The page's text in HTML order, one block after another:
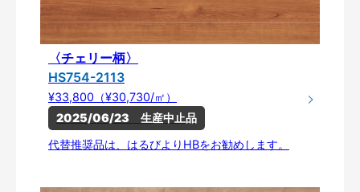
〈チェリー柄〉
HS754-2113
¥33,800（¥30,730/㎡）
2025/06/23　生産中止品
代替推奨品は、はるびよりHBをお勧めします。